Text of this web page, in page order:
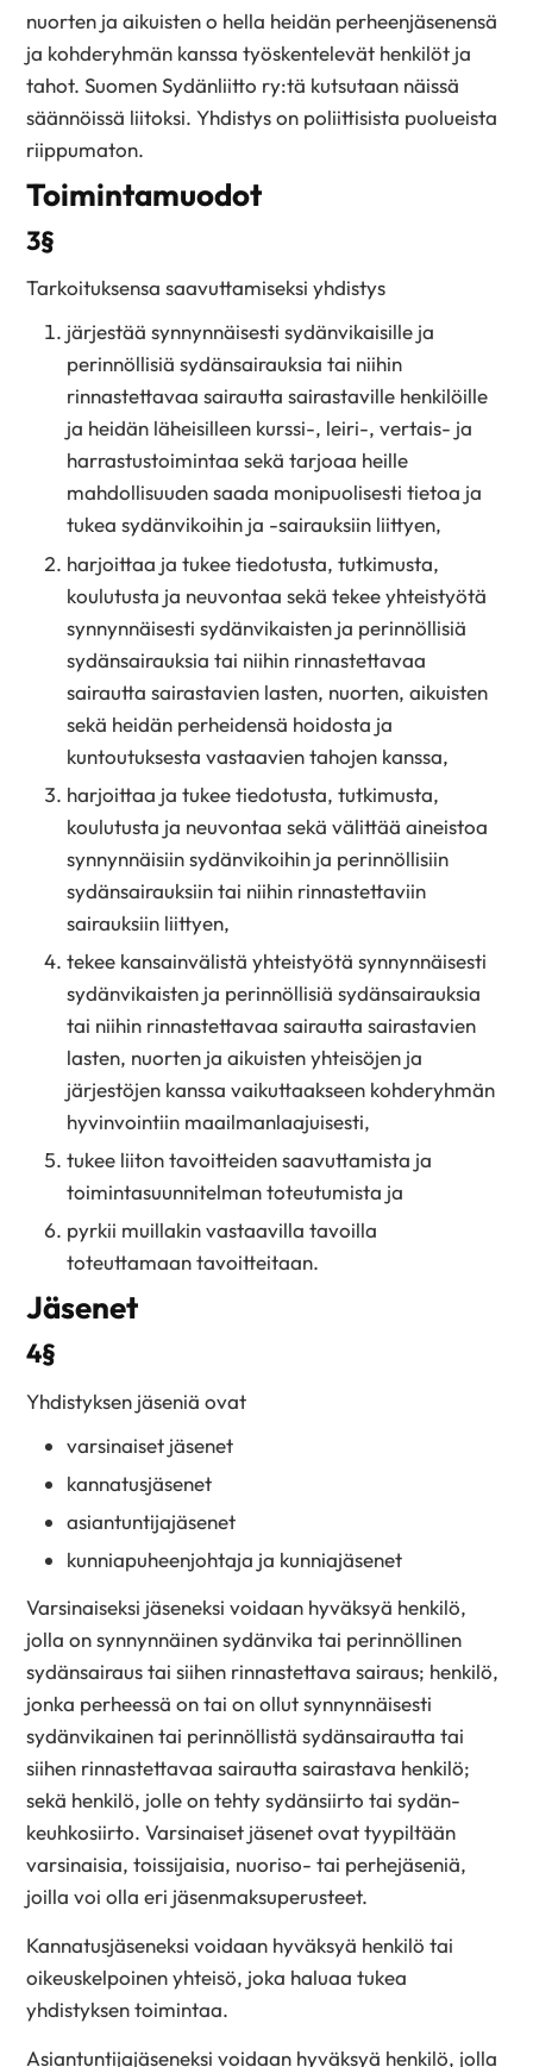
nuorten ja aikuisten o hella heidän perheenjäsenensä
ja kohderyhmän kanssa työskentelevät henkilöt ja
tahot. Suomen Sydänliitto ry:tä kutsutaan näissä
säännöissä liitoksi. Yhdistys on poliittisista puolueista
riippumaton.
Toimintamuodot
3§
Tarkoituksensa saavuttamiseksi yhdistys
järjestää synnynnäisesti sydänvikaisille ja
perinnöllisiä sydänsairauksia tai niihin
rinnastettavaa sairautta sairastaville henkilöille
ja heidän läheisilleen kurssi-, leiri-, vertais- ja
harrastustoimintaa sekä tarjoaa heille
mahdollisuuden saada monipuolisesti tietoa ja
tukea sydänvikoihin ja -sairauksiin liittyen,
harjoittaa ja tukee tiedotusta, tutkimusta,
koulutusta ja neuvontaa sekä tekee yhteistyötä
synnynnäisesti sydänvikaisten ja perinnöllisiä
sydänsairauksia tai niihin rinnastettavaa
sairautta sairastavien lasten, nuorten, aikuisten
sekä heidän perheidensä hoidosta ja
kuntoutuksesta vastaavien tahojen kanssa,
harjoittaa ja tukee tiedotusta, tutkimusta,
koulutusta ja neuvontaa sekä välittää aineistoa
synnynnäisiin sydänvikoihin ja perinnöllisiin
sydänsairauksiin tai niihin rinnastettaviin
sairauksiin liittyen,
tekee kansainvälistä yhteistyötä synnynnäisesti
sydänvikaisten ja perinnöllisiä sydänsairauksia
tai niihin rinnastettavaa sairautta sairastavien
lasten, nuorten ja aikuisten yhteisöjen ja
järjestöjen kanssa vaikuttaakseen kohderyhmän
hyvinvointiin maailmanlaajuisesti,
tukee liiton tavoitteiden saavuttamista ja
toimintasuunnitelman toteutumista ja
pyrkii muillakin vastaavilla tavoilla
toteuttamaan tavoitteitaan.
Jäsenet
4§
Yhdistyksen jäseniä ovat
varsinaiset jäsenet
kannatusjäsenet
asiantuntijajäsenet
kunniapuheenjohtaja ja kunniajäsenet
Varsinaiseksi jäseneksi voidaan hyväksyä henkilö,
jolla on synnynnäinen sydänvika tai perinnöllinen
sydänsairaus tai siihen rinnastettava sairaus; henkilö,
jonka perheessä on tai on ollut synnynnäisesti
sydänvikainen tai perinnöllistä sydänsairautta tai
siihen rinnastettavaa sairautta sairastava henkilö;
sekä henkilö, jolle on tehty sydänsiirto tai sydän-
keuhkosiirto. Varsinaiset jäsenet ovat tyypiltään
varsinaisia, toissijaisia, nuoriso- tai perhejäseniä,
joilla voi olla eri jäsenmaksuperusteet.
Kannatusjäseneksi voidaan hyväksyä henkilö tai
oikeuskelpoinen yhteisö, joka haluaa tukea
yhdistyksen toimintaa.
Asiantuntijajäseneksi voidaan hyväksyä henkilö, jolla